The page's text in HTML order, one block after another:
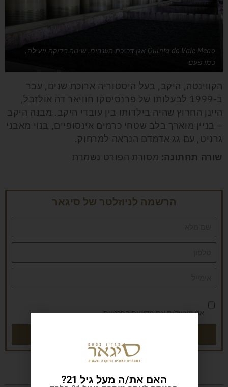
Quinta do Vale Meao אגן דריכת הענבים. שיטה בדוקה ויעילה,
כמו פעם
הקווינטה, היקב, בעל היסטוריה ארוכת שנים, עבר
ב-1999 לבעלותו של פרנסיסקו חוויאר דה אוֹלַזַבַּל,
היינן החרוץ שהיה בילדותו בין עובדי היקב. מבנה היקב
– בניין מוארך בלב שטחי כרמים אינסופיים, בנוי מאבני
גרניט, עם גג אדמדם הנראה למרחוק.
שורה תחתונה: מסורת הפורט נשמרת
הרשמה לניוזלטר של סיגאר
אני מאשר/ת אתמדיניות הפרטיות
האם את/ה מעל גיל 21?